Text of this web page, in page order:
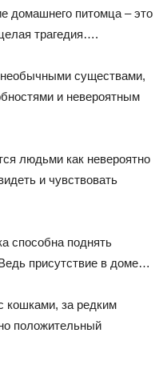
домашнего питомца – это
трагедия….
существами,
и невероятным
людьми как невероятно
и чувствовать
способна поднять
присутствие в доме…
кошками, за редким
положительный